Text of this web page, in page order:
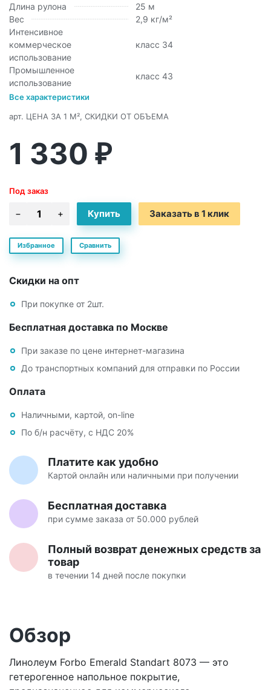
Длина рулона
25 м
Вес
2,9 кг/м²
Интенсивное
коммерческое
использование
класс 34
Промышленное
использование
класс 43
Все характеристики
арт. ЦЕНА ЗА 1 М², СКИДКИ ОТ ОБЪЕМА
1 330 ₽
Под заказ
Заказать в 1 клик
Избранное Сравнить
Скидки на опт
При покупке от 2шт.
Бесплатная доставка по Москве
При заказе по цене интернет-магазина
До транспортных компаний для отправки по России
Оплата
Наличными, картой, on-line
По б/н расчёту, с НДС 20%
Платите как удобно
Картой онлайн или наличными при получении
Бесплатная доставка
при сумме заказа от 50.000 рублей
Полный возврат денежных средств за
товар
в течении 14 дней после покупки
Обзор
Линолеум Forbo Emerald Standart 8073 — это
гетерогенное напольное покрытие,